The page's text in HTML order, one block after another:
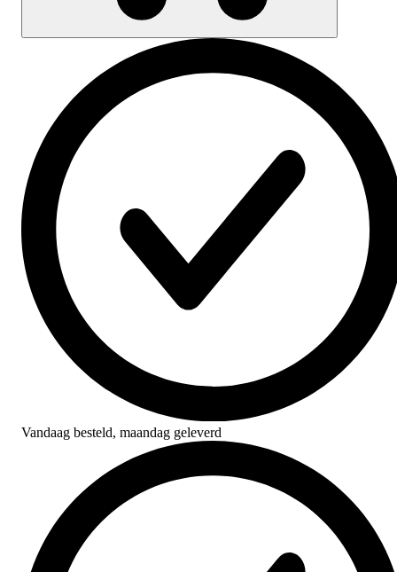
Vandaag besteld, maandag geleverd